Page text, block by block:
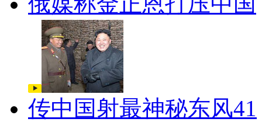
传中国射最神秘东风41